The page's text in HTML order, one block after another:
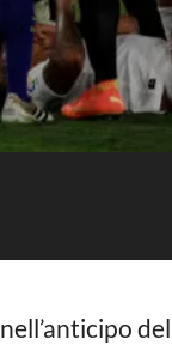
nell’anticipo